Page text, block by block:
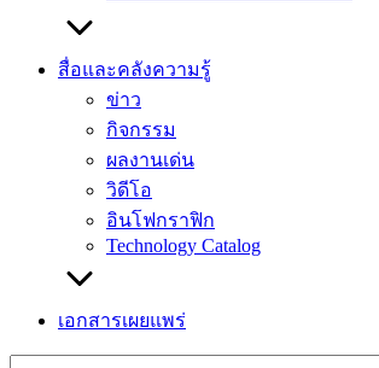
สื่อและคลังความรู้
ข่าว
กิจกรรม
ผลงานเด่น
วิดีโอ
อินโฟกราฟิก
Technology Catalog
เอกสารเผยแพร่